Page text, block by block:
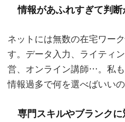
情報があふれすぎて判
ネットには無数の在宅ワー
す。データ入力、ライティ
営、オンライン講師…。私も
情報過多で何を選べばいい
専門スキルやブランク